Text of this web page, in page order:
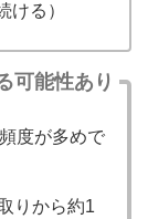
ける）
能性あり
度が多めで
りから約1